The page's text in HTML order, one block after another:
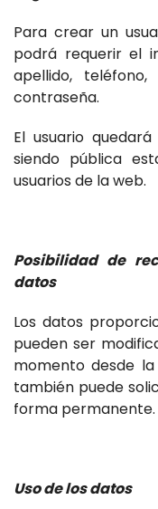
Para crear un
podrá requerir el
apellido,
contraseña.
El usuario
siendo pública
usuarios de la web.
Posibilidad de
datos
Los datos
pueden ser
momento desde la
también puede
forma permanente.
Uso de los datos